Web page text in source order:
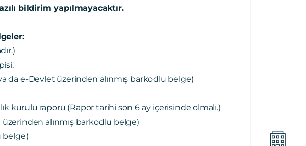
bildirim yapılmayacaktır.
da e-Devlet üzerinden alınmış barkodlu belge)
kurulu raporu (Rapor tarihi son 6 ay içerisinde olmalı.)
alınmış barkodlu belge)
belge)